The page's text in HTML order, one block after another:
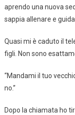
aprendo una nuova
sappia allenare e
Quasi mi è caduto il
figli. Non sono
“Mandami il tuo
no.”
Dopo la chiamata ho